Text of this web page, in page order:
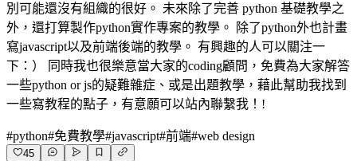
別可能還沒有組織的很好。 未來除了完善 python 基礎教學之
外，還打算製作python實作專案的教學。 除了python外也計畫
寫javascript以及前端後端的教學。 有興趣的人可以關注一
下：） 同時我也很樂意當大家的coding顧問，免費為大家解答
一些python or js的疑難雜症、或是出題教學，藉此幫助我找到
一些寫教程的點子，有意願可以站內聯繫我！!
#python#免費教學#javascript#前端#web design
45